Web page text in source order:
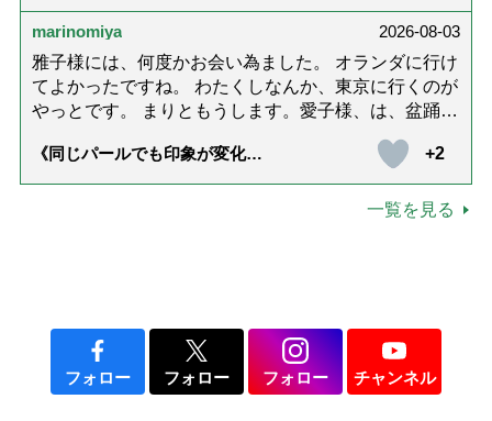
ード思い出したりしながら頑張っていこうと思いま
す。不定期でもいいので、また会えますように。書籍
化も希望です！本当にありがとうございました。
marinomiya
2026-08-03
雅子様には、何度かお会い為ました。 オランダに行け
てよかったですね。 わたくしなんか、東京に行くのが
やっとです。 まりともうします。愛子様、は、盆踊り
《同じパールでも印象が変化》
ネックレス」上品＆涼しげに見
+2
一覧を見る
フォロー フォロー フォロー チャンネル